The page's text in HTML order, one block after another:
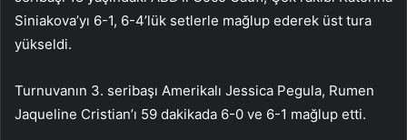
Siniakova’yı 6-1, 6-4’lük setlerle mağlup ederek üst tura
yükseldi.
Turnuvanın 3. seribaşı Amerikalı Jessica Pegula, Rumen
Jaqueline Cristian’ı 59 dakikada 6-0 ve 6-1 mağlup etti.